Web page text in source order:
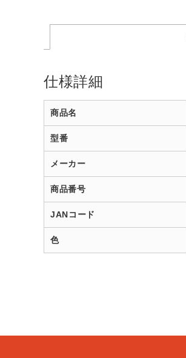
仕様詳細
商品名
型番
メーカー
商品番号
JANコード
色